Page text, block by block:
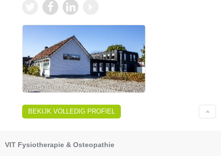
BEKIJK VOLLEDIG PROFIEL
VIT Fysiotherapie & Osteopathie